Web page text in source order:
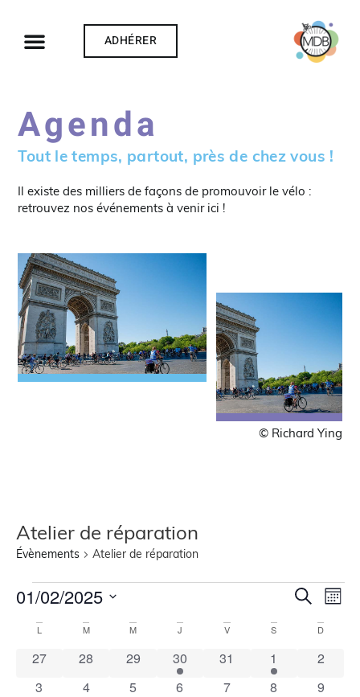
ADHÉRER
Agenda
Tout le temps, partout, près de chez vous !
Il existe des milliers de façons de promouvoir le vélo :
retrouvez nos événements à venir ici !
© Richard Ying
Atelier de réparation
Évènements Atelier de réparation
vues
Recherche
Mois
01/02/2025
une
Calendrier
de
Évènements
L M M J V S D
0 évènements
27 0 évènements
28 0 évènements
29 1 évènement
30 0 évènements
31 1 évènement
1 0
2
0 évènements
3 0 évènements
4 1 évènement
5 0 évènements
6 0 évènements
7 1 évènement
8 0
9